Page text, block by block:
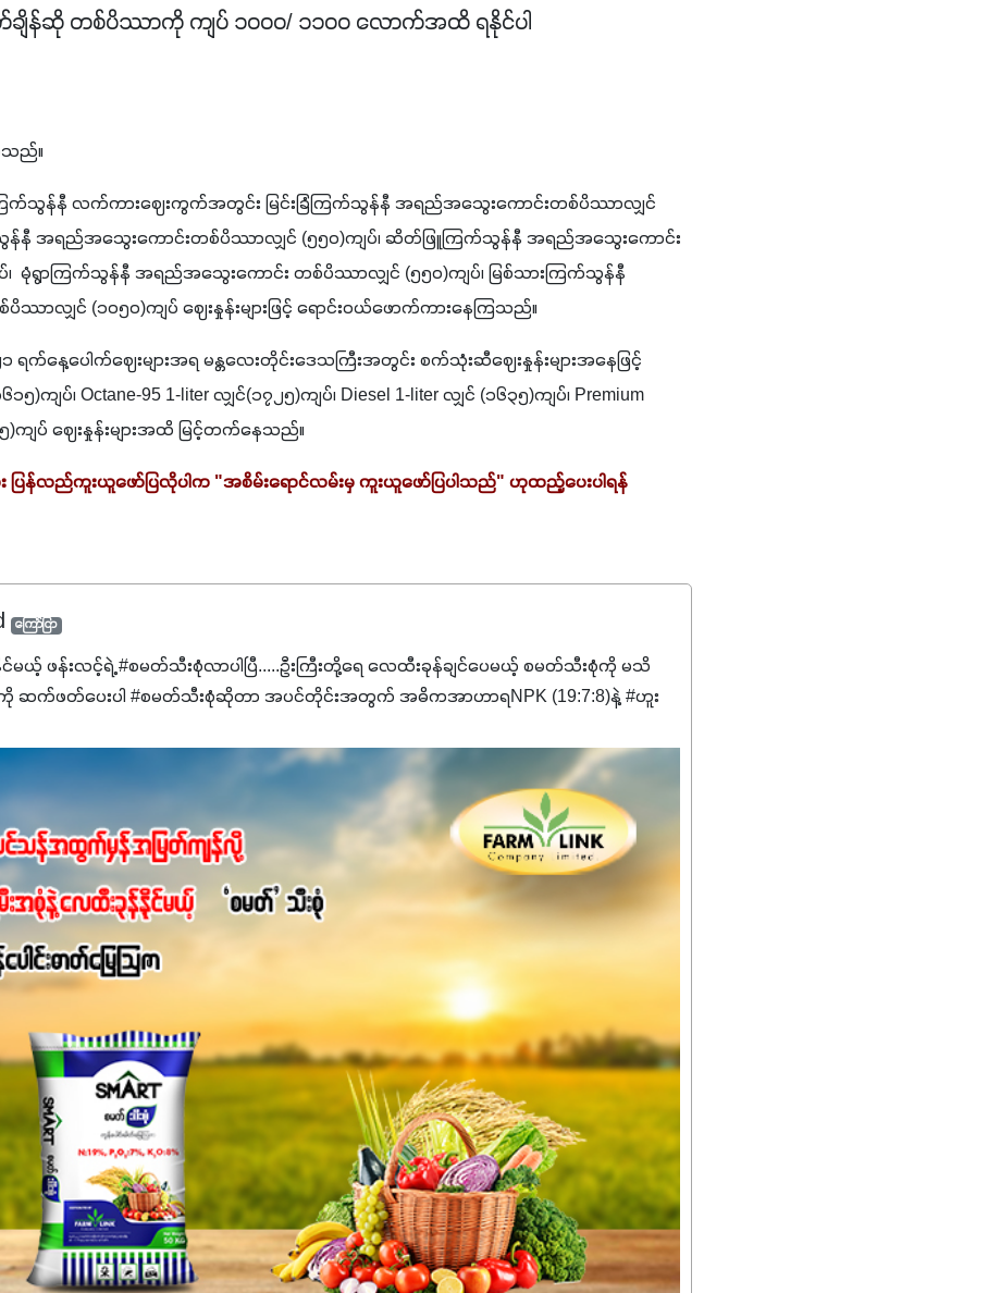
ျိန်ဆို တစ်ပိဿာကို ကျပ် ၁၀၀၀/ ၁၁၀၀ လောက်အထိ ရနိုင်ပါ
ည်။
က်သွန်နီ လက်ကားဈေးကွက်အတွင်း မြင်းခြံကြက်သွန်နီ အရည်အသွေးကောင်းတစ်ပိဿာလျှင်
သွန်နီ အရည်အသွေးကောင်းတစ်ပိဿာလျှင် (၅၅၀)ကျပ်၊ ဆိတ်ဖြူကြက်သွန်နီ အရည်အသွေးကောင်း
မုံရွာကြက်သွန်နီ အရည်အသွေးကောင်း တစ်ပိဿာလျှင် (၅၅၀)ကျပ်၊ မြစ်သားကြက်သွန်နီ
လျှင် (၁၀၅၀)ကျပ် ဈေးနှုန်းများဖြင့် ရောင်းဝယ်ဖောက်ကားနေကြသည်။
ရက်နေ့ပေါက်ဈေးများအရ မန္တလေးတိုင်းဒေသကြီးအတွင်း စက်သုံးဆီဈေးနှုန်းများအနေဖြင့်
၁၅)ကျပ်၊ Octane-95 1-liter လျှင်(၁၇၂၅)ကျပ်၊ Diesel 1-liter လျှင် (၁၆၃၅)ကျပ်၊ Premium
၅)ကျပ် ဈေးနှုန်းများအထိ မြင့်တက်နေသည်။
ျား ပြန်လည်ကူးယူဖော်ပြလိုပါက "အစိမ်းရောင်လမ်းမှ ကူးယူဖော်ပြပါသည်" ဟုထည့်ပေးပါရန်
ကြော်ငြာ
မယ့် ဖန်းလင့်ရဲ့ #စမတ်သီးစုံလာပါပြီ.....ဦးကြီးတို့ရေ ‌လေထီးခုန်ချင်ပေမယ့် စမတ်သီးစုံကို မသိ
ကို ဆက်ဖတ်‌ပေးပါ #စမတ်သီးစုံဆိုတာ အပင်တိုင်းအတွက် အဓိကအာဟာရNPK (19:7:8)နဲ့ #ဟူး
ါင်းစပ်ထားတဲ့ ကွန်ပေါင်းဓာတ်မြေဩဇာဖြစ်ပါတယ်။ အဓိကအကျိုးကျေးဇူးတွေအနေနဲ့ကတော့
တဲ့အတွက် ကလိုရိုဖီးလ်ဖွဲ့စည်းမှုကို အားပေးကာ သီးနှံပင်များ၏အရွက်များစိမ်းလန်းသန်စွမ်းပြီး အစာ
ေပါတယ်။ အပင်၏ပင်ပိုင်းကြီးထွားမှုကို တိုးမြင့်စေကာ အပင်သန်၍ အကြီးမြန်စေပါတယ်။
7%ပါဝင်မှုကြောင့် အပင်ရဲ့ အမြစ်ဖွဲ့စည်းတည်ဆောက်မှုကို ပို၍သန်မာလာအောင် အားပေးပါ
ြင်း၊အသီးသီးခြင်း၊အစေ့တည်ခြင်းလုပ်ငန်းစဉ်များကိုလည်း အားပေးပါတယ်။ လုံလောက်တဲ့
ရဲ့ ရောဂါဒဏ်၊ရာသီဥတုဒဏ်ခံနိုင်ရည်ရှိမှုကို မြင့်တက်စေပြီး အသီးအရည်အသွေး၊ အရွယ်အစားနဲ့
ေဖို့အတွက် လိုအပ်တဲ့အာဟာရဓာတ်ဖြစ်ပါတယ်။ ဟူးမစ်အက်စစ်ပါဝင်ပေါင်းစပ်ထားတဲ့အတွက်
းမွန်လာခြင်း၊မြေဆီလွှာဖွဲ့စည်းပုံနှင့်ရေထိန်းနိုင်စွမ်းအားကောင်းလာခြင်းအပါအဝင်
ရရှိစေမှာဖြစ်ပါတယ်။ စပါးအပါအဝင် နှံစားသီးနှံများ၊ပဲအမျိုးမျိုး၊ဟင်းသီးဟင်းရွက်နဲ့ ဥယျာဉ်ခြံသီးနှံ
ယ်ဆိုတော့ တစ်မျိုးတည်းနဲ့ အားလုံးပါဖက်(perfect)မယ့် စမတ်သီးစုံနော် အရွေးမမှားတာသေချာပြီ
တိုင်းကြီးထွားအောင် ဖန်းလင့်ရဲ့ #စမတ်သီးစုံကို သုံးကြပါစို့....